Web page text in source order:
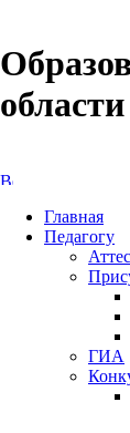
области
Главная
Педагогу
ГИА